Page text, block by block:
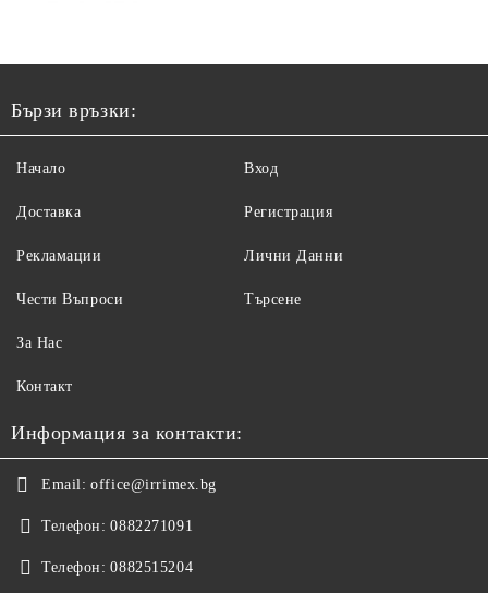
Бързи връзки:
Начало
Доставка
Рекламации
Чести Въпроси
Вход
Регистрация
Лични Данни
Търсене
За Нас
Контакт
Информация за контакти:
Email: office@irrimex.bg
Телефон: 0882271091
Телефон: 0882515204